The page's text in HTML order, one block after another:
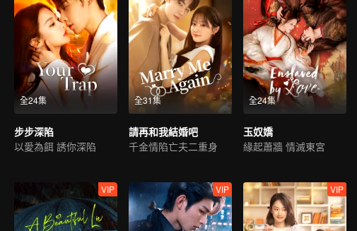
全24集
步步深陷
以愛為餌 誘你深陷
全31集
請再和我結婚吧
千金情陷亡夫二重身
全24集
玉奴嬌
緣起蕭牆 情滅東宮
VIP VIP VIP